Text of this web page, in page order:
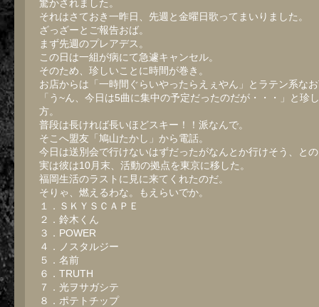
驚かされました。
それはさておき一昨日、先週と金曜日歌ってまいりました。
ざっざーとご報告おば。
まず先週のプレアデス。
この日は一組が病にて急遽キャンセル。
そのため、珍しいことに時間が巻き。
お店からは「一時間ぐらいやったらえぇやん」とラテン系な
「う~ん、今日は5曲に集中の予定だったのだが・・・」と珍
方。
普段は長ければ長いほどスキー！！派なんで。
そこへ盟友「鳩山たかし」から電話。
今日は送別会で行けないはずだったがなんとか行けそう、と
実は彼は10月末、活動の拠点を東京に移した。
福岡生活のラストに見に来てくれたのだ。
そりゃ、燃えるわな。もえらいでか。
１．ＳＫＹＳＣＡＰＥ
２．鈴木くん
３．POWER
４．ノスタルジー
５．名前
６．TRUTH
７．光ヲサガシテ
８．ポテトチップ